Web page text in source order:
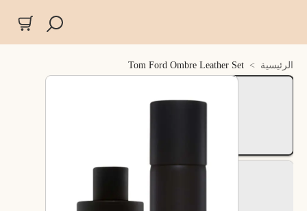
الرئيسية >
Tom Ford Ombre Leather Set